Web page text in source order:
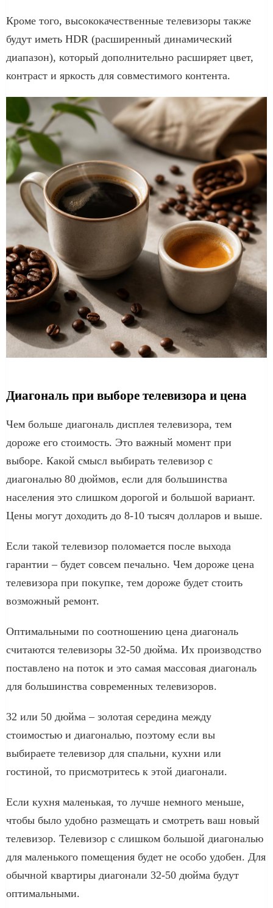
Кроме того, высококачественные телевизоры также
будут иметь HDR (расширенный динамический
диапазон), который дополнительно расширяет цвет,
контраст и яркость для совместимого контента.
Диагональ при выборе телевизора и цена
Чем больше диагональ дисплея телевизора, тем
дороже его стоимость. Это важный момент при
выборе. Какой смысл выбирать телевизор с
диагональю 80 дюймов, если для большинства
населения это слишком дорогой и большой вариант.
Цены могут доходить до 8-10 тысяч долларов и выше.
Если такой телевизор поломается после выхода
гарантии – будет совсем печально. Чем дороже цена
телевизора при покупке, тем дороже будет стоить
возможный ремонт.
Оптимальными по соотношению цена диагональ
считаются телевизоры 32-50 дюйма. Их производство
поставлено на поток и это самая массовая диагональ
для большинства современных телевизоров.
32 или 50 дюйма – золотая середина между
стоимостью и диагональю, поэтому если вы
выбираете телевизор для спальни, кухни или
гостиной, то присмотритесь к этой диагонали.
Если кухня маленькая, то лучше немного меньше,
чтобы было удобно размещать и смотреть ваш новый
телевизор. Телевизор с слишком большой диагональю
для маленького помещения будет не особо удобен. Для
обычной квартиры диагонали 32-50 дюйма будут
оптимальными.